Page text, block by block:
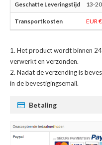
13-
EUR
Het product wordt binnen
verwerkt en verzonden.
Nadat de verzending is
in de bevestigingsemail.
Betaling